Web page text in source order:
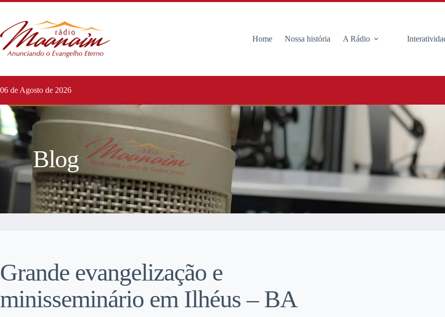
Home Nossa história A Rádio
06 de Agosto de 2026
Blog
Grande evangelização e
minisseminário em Ilhéus – BA